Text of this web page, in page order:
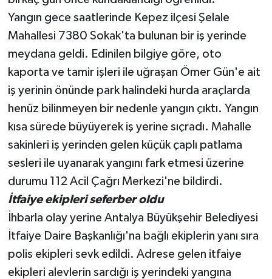
Yangın gece saatlerinde Kepez ilçesi Şelale
Mahallesi 7380 Sokak'ta bulunan bir iş yerinde
meydana geldi. Edinilen bilgiye göre, oto
kaporta ve tamir işleri ile uğraşan Ömer Gün'e ait
iş yerinin önünde park halindeki hurda araçlarda
henüz bilinmeyen bir nedenle yangın çıktı. Yangın
kısa sürede büyüyerek iş yerine sıçradı. Mahalle
sakinleri iş yerinden gelen küçük çaplı patlama
sesleri ile uyanarak yangını fark etmesi üzerine
durumu 112 Acil Çağrı Merkezi'ne bildirdi.
İtfaiye ekipleri seferber oldu
İhbarla olay yerine Antalya Büyükşehir Belediyesi
İtfaiye Daire Başkanlığı'na bağlı ekiplerin yanı sıra
polis ekipleri sevk edildi. Adrese gelen itfaiye
ekipleri alevlerin sardığı iş yerindeki yangına
Teknoloji
Televizyon
Yaşam